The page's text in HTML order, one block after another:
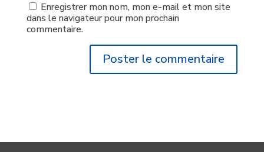
Enregistrer mon nom, mon e-mail et mon site
dans le navigateur pour mon prochain
commentaire.